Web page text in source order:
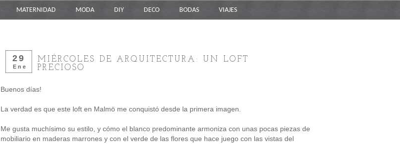
MATERNIDAD MODA DIY DECO BODAS VIAJES
29
Ene
MIÉRCOLES DE ARQUITECTURA: UN LOFT
PRECIOSO
Buenos días!
La verdad es que este loft en Malmö me conquistó desde la primera imagen.
Me gusta muchísimo su estilo, y cómo el blanco predominante armoniza con unas pocas piezas de
mobiliario en maderas marrones y con el verde de las flores que hace juego con las vistas del